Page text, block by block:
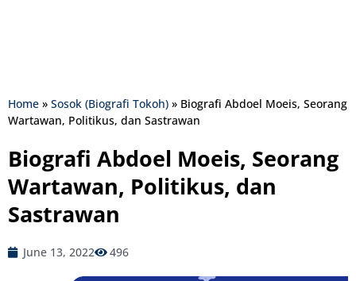
Home » Sosok (Biografi Tokoh) » Biografi Abdoel Moeis, Seorang
Wartawan, Politikus, dan Sastrawan
Biografi Abdoel Moeis, Seorang
Wartawan, Politikus, dan
Sastrawan
June 13, 2022 496